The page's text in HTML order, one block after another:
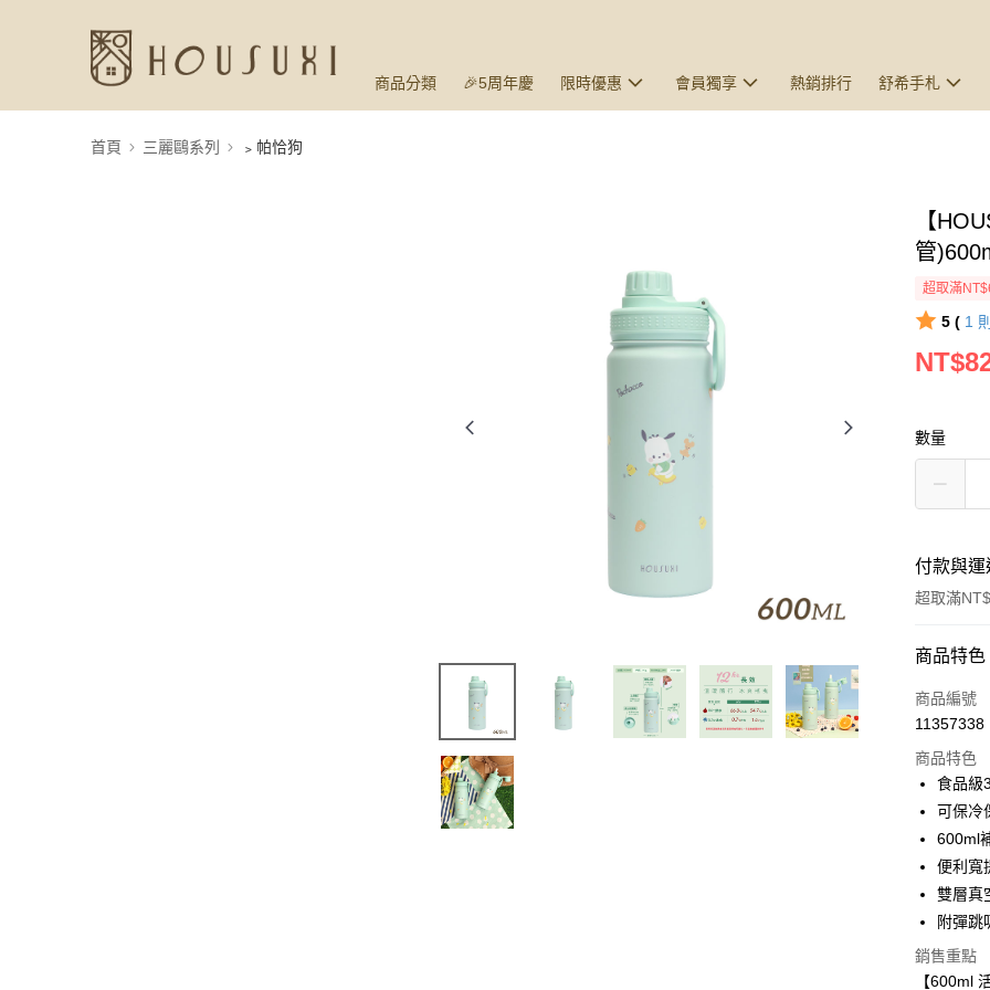
商品分類 🎉5周年慶 限時優惠 會員獨享 熱銷排行 舒希手札
首頁 三麗鷗系列 ﹥帕恰狗
【
管
超取滿
5 ( 1
數量
付款與
超取滿
付款方式
信用卡一
LINE Pay
Apple Pay
街口支付
悠遊付
大哥付你
商品特色
商品編號
11357338
商品特色
食品級
可保冷
600ml
便利寬
雙層真
附彈跳
銷售重點
【600ml